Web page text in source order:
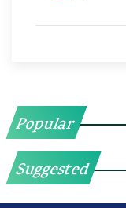
Popular
Suggested